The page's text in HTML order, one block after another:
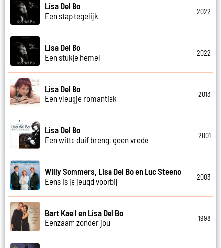
Lisa Del Bo
Een stap tegelijk
2022
Lisa Del Bo
Een stukje hemel
2022
Lisa Del Bo
Een vleugje romantiek
2013
Lisa Del Bo
Een witte duif brengt geen vrede
2001
Willy Sommers, Lisa Del Bo en Luc Steeno
Eens is je jeugd voorbij
2003
Bart Kaell en Lisa Del Bo
Eenzaam zonder jou
1998